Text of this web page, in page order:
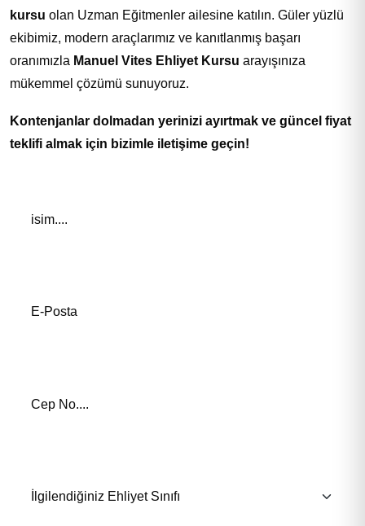
kursu olan Uzman Eğitmenler ailesine katılın. Güler yüzlü
ekibimiz, modern araçlarımız ve kanıtlanmış başarı
oranımızla Manuel Vites Ehliyet Kursu arayışınıza
mükemmel çözümü sunuyoruz.
Kontenjanlar dolmadan yerinizi ayırtmak ve güncel fiyat
teklifi almak için bizimle iletişime geçin!